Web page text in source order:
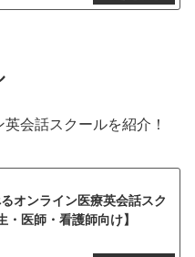
会話スクールを紹介！
オンライン医療英会話スク
・医師・看護師向け】